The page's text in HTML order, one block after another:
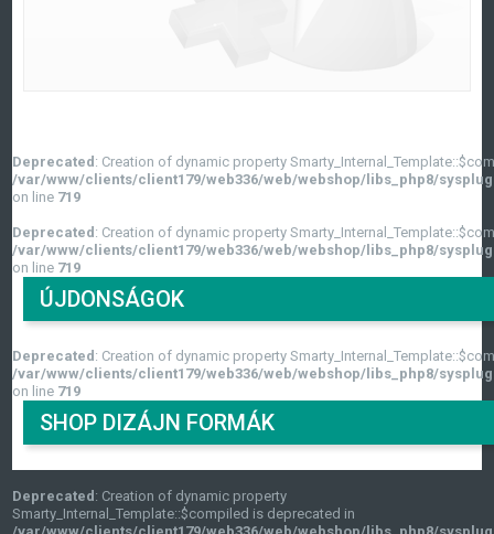
Deprecated : Creation of dynamic property
/var/www/clients/client179/web336/web/webshop/libs_php8/
on line 719
Deprecated : Creation of dynamic property
/var/www/clients/client179/web336/web/webshop/libs_php8/
on line 719
ÚJDONSÁGOK
Deprecated : Creation of dynamic property
/var/www/clients/client179/web336/web/webshop/libs_php8/
on line 719
SHOP DIZÁJN FORMÁK
Deprecated : Creation of dynamic property
Smarty_Internal_Template::$compiled is deprecated in